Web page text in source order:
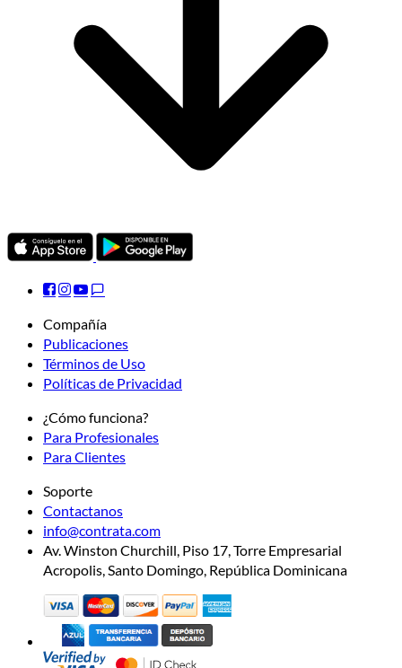
Compañía
Publicaciones
Términos de Uso
Políticas de Privacidad
¿Cómo funciona?
Para Profesionales
Para Clientes
Soporte
Contactanos
info@contrata.com
Av. Winston Churchill, Piso 17, Torre Empresarial
Acropolis, Santo Domingo, República Dominicana